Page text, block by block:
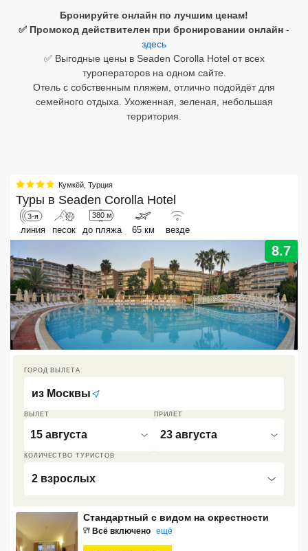
Бронируйте онлайн по лучшим ценам!
✅ Промокод действителен при бронировании онлайн -
здесь
✅ Выгодные цены в Seaden Corolla Hotel от всех
туроператоров на одном сайте.
Отель с собственным пляжем, отлично подойдёт для
семейного отдыха. Ухоженная, зеленая, небольшая
территория.
Кумкёй Турция
Туры в Seaden Corolla Hotel
3-я
линия песок
380 м
до пляжа 65 км везде
8.7
ВЫЛЕТ
15 августа
ПРИЛЕТ
23 августа
КОЛИЧЕСТВО ТУРИСТОВ
2 взрослых
ГОРОД ВЫЛЕТА
из Москвы
Стандартный с видом на окрестности
Всё включено ещё
Египет
Бали
Северный Гоа
Южный Гоа
Абхазия
Большой Сочи
Кав Мин Воды
ТОП 10 лучших отелей 5*
ТОП 10 недорогих отелей
Недорогие отели 4*
звезды